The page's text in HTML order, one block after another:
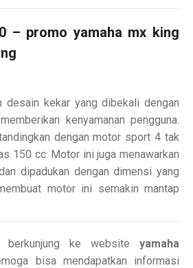
– promo yamaha mx king
desain kekar yang dibekali dengan
kenyamanan pengguna.
dengan motor sport 4 tak
150 cc. Motor ini juga menawarkan
dipadukan dengan dimensi yang
motor ini semakin mantap
berkunjung ke website yamaha
bisa mendapatkan informasi